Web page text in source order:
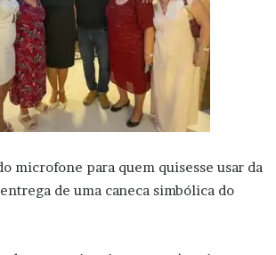
microfone para quem quisesse usar da
de uma caneca simbólica do